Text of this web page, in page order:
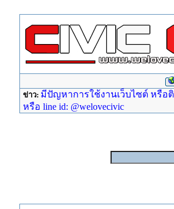
ข่าว: มีปัญหาการใช้งานเว็บไซต์ หรือ
หรือ line id: @welovecivic